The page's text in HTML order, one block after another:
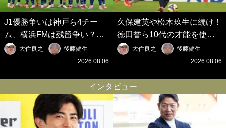
J1優勝争いは神戸ら4チー
ム、横浜FMは残留争い？大
混戦のJ2はRB大宮に注目！
歴代最強の日本代表をJリー
の秋春制｣の大激論】(6)
大住良之
後藤健生
2026.08.06
久保建英や松木玖生に続け！
徳田誉ら10代の才能を使い
切れないJクラブの課題と、
｢0円欧州移籍｣撲滅への処方
春制｣の大激論】(5)
大住良之
後藤健生
2026.08.06
インタビュー